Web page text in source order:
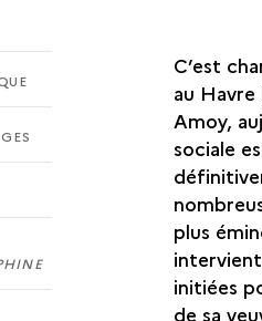
C’est
au
Amoy,
sociale
plus
intervient
initiées
de sa